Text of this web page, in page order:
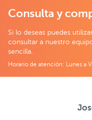
Consulta y
Si lo deseas puedes
consultar a nuestro
sencilla.
Horario de atención: Lunes a